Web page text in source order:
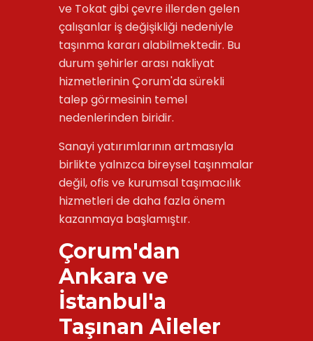
ve Tokat gibi çevre illerden gelen
çalışanlar iş değişikliği nedeniyle
taşınma kararı alabilmektedir. Bu
durum şehirler arası nakliyat
hizmetlerinin Çorum'da sürekli
talep görmesinin temel
nedenlerinden biridir.
Sanayi yatırımlarının artmasıyla
birlikte yalnızca bireysel taşınmalar
değil, ofis ve kurumsal taşımacılık
hizmetleri de daha fazla önem
kazanmaya başlamıştır.
Çorum'dan
Ankara ve
İstanbul'a
Taşınan Aileler